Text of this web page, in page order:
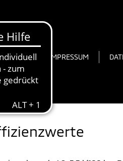
IMPRESSUM